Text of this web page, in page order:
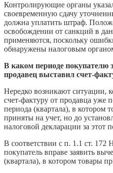
Контролирующие органы
своевременную сдачу
должна уплатить штраф.
освобождении от санкций в
применяются, поскольку
обнаружены налоговым
В каком периоде покупателю
продавец выставил счет-
Нередко возникают ситуации,
счет-фактуру от продавца уже
периода (квартала), в котором
приняты на учет, но до
налоговой декларации за этот
В соответствии с п. 1.1 ст.
покупатель вправе заявить
(квартала), в котором товары